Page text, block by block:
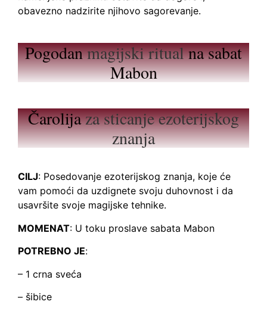
obavezno nadzirite njihovo sagorevanje.
Pogodanmagijski ritualna sabat
Mabon
Čarolijaza sticanje ezoterijskog
znanja
CILJ: Posedovanje ezoterijskog znanja, koje će
vam pomoći da uzdignete svoju duhovnost i da
usavršite svoje magijske tehnike.
MOMENAT: U toku proslave sabata Mabon
POTREBNO JE:
– 1 crna sveća
– šibice